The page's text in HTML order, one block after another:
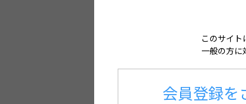
郵
このサイト
一般の方に
会員登録を